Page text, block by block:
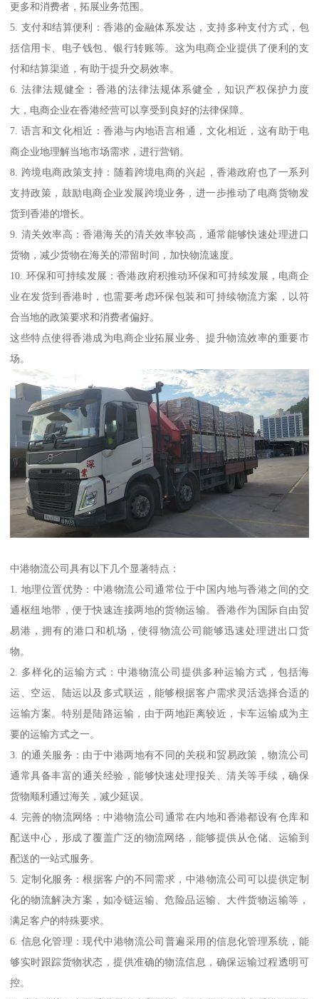
更多和消费者，拓展业务范围。
5. 支付和结算便利：香港的金融体系发达，支持多种支付方式，包
括信用卡、电子钱包、银行转账等。这为电商企业提供了便利的支
付和结算渠道，有助于提升交易效率。
6. 法律法规健全：香港的法律法规体系健全，知识产权保护力度
大，电商企业在香港经营可以享受到良好的法律保障。
7. 语言和文化相近：香港与内地语言相通，文化相近，这有助于电
商企业地理解当地市场需求，进行营销。
8. 跨境电商政策支持：随着跨境电商的兴起，香港政府也了一系列
支持政策，鼓励电商企业发展跨境业务，进一步推动了电商货物发
货到香港的增长。
9. 清关效率高：香港海关的清关效率较高，通常能够快速处理进口
货物，减少货物在海关的滞留时间，加快物流速度。
10. 环保和可持续发展：香港政府积推动环保和可持续发展，电商企
业在发货到香港时，也需要考虑环保包装和可持续物流方案，以符
合当地的政策要求和消费者偏好。
这些特点使得香港成为电商企业拓展业务、提升物流效率的重要市
场。
中港物流公司具有以下几个显著特点：
1. 地理位置优势：中港物流公司通常位于中国内地与香港之间的交
通枢纽地带，便于快速连接两地的货物运输。香港作为国际自由贸
易港，拥有的港口和机场，使得物流公司能够迅速处理进出口货
物。
2. 多样化的运输方式：中港物流公司提供多种运输方式，包括海
运、空运、陆运以及多式联运，能够根据客户需求灵活选择合适的
运输方案。特别是陆路运输，由于两地距离较近，卡车运输成为主
要的运输方式之一。
3. 的通关服务：由于中港两地有不同的关税和贸易政策，物流公司
通常具备丰富的通关经验，能够快速处理报关、清关等手续，确保
货物顺利通过海关，减少延误。
4. 完善的物流网络：中港物流公司通常在内地和香港都设有仓库和
配送中心，形成了覆盖广泛的物流网络，能够提供从仓储、运输到
配送的一站式服务。
5. 定制化服务：根据客户的不同需求，中港物流公司可以提供定制
化的物流解决方案，如冷链运输、危险品运输、大件货物运输等，
满足客户的特殊要求。
6. 信息化管理：现代中港物流公司普遍采用的信息化管理系统，能
够实时跟踪货物状态，提供准确的物流信息，确保运输过程透明可
控。